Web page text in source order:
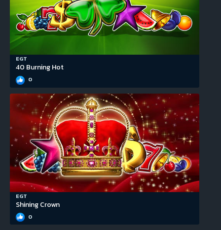
EGT
40 Burning Hot
0
EGT
Shining Crown
0